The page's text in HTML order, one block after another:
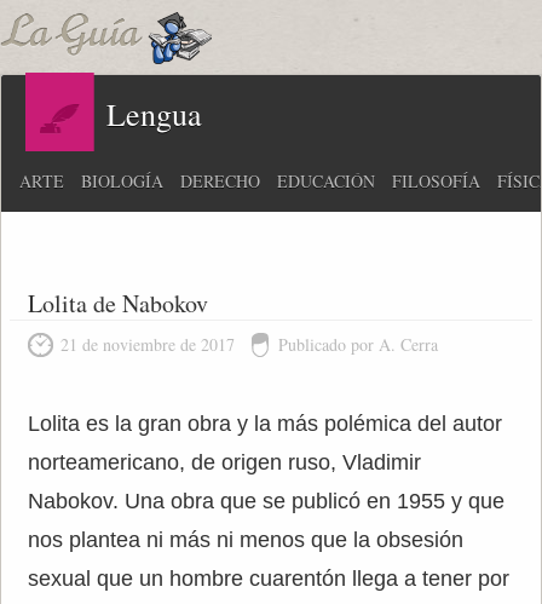
Lengua
ARTE BIOLOGÍA DERECHO EDUCACIÓN FILOSOFÍA
Lolita de Nabokov
21 de noviembre de 2017 Publicado por A. Cerra
Lolita es la gran obra y la más polémica del autor
norteamericano, de origen ruso, Vladimir
Nabokov. Una obra que se publicó en 1955 y que
nos plantea ni más ni menos que la obsesión
sexual que un hombre cuarentón llega a tener por